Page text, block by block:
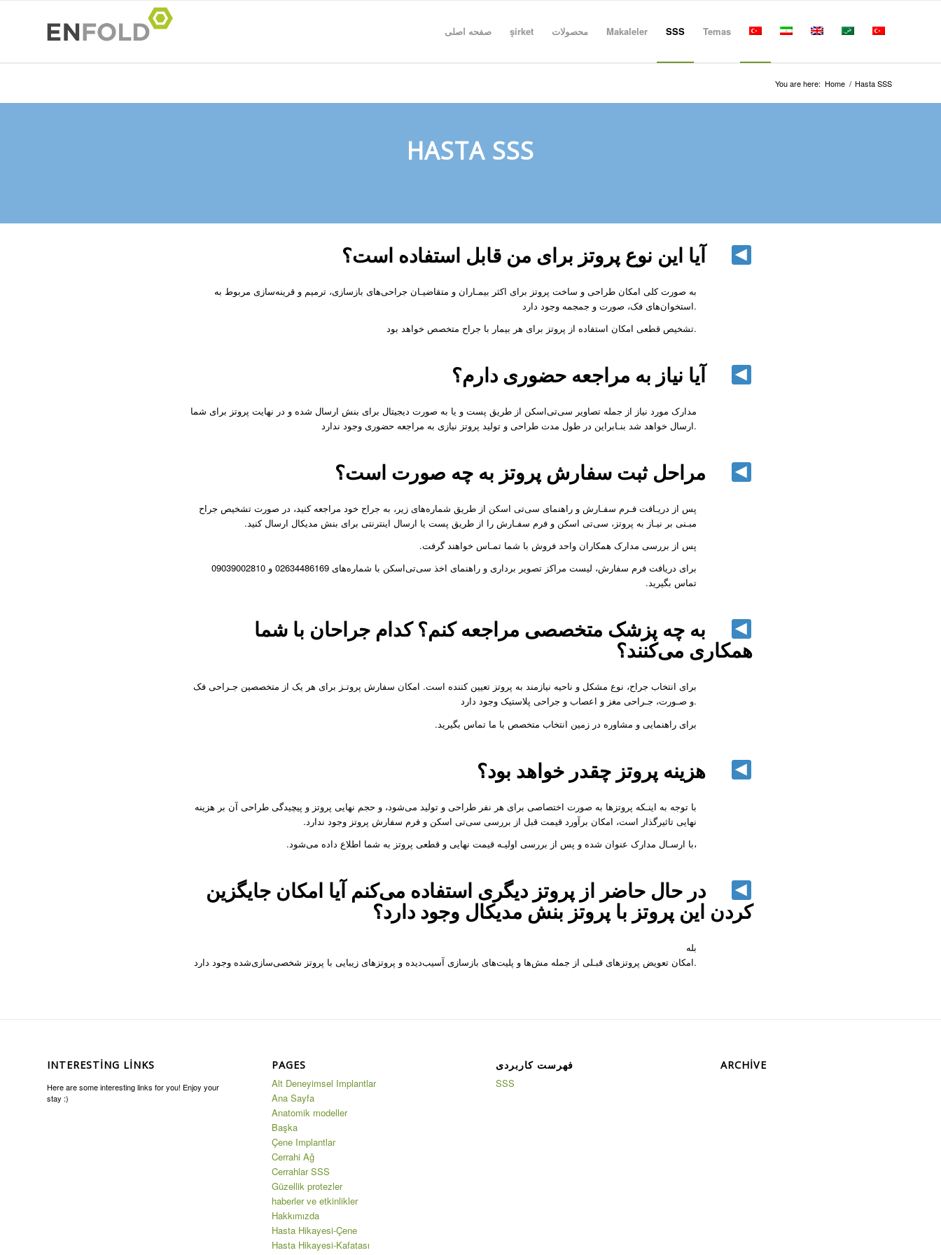
صفحه اصلی şirket محصولات Makaleler SSS Temas
You are here: Home / Hasta SSS
HASTA SSS
آیا این نوع پروتز برای من قابل استفاده است؟
به صورت کلی امکان طراحی و ساخت پروتز برای اکثر بیمـاران و متقاضیـان جراحی‌های بازسازی، ترمیم و قرینه‌سازی مربوط به
استخوان‌های فک، صورت و جمجمه وجود دارد.
تشخیص قطعی امکان استفاده از پروتز برای هر بیمار با جراح متخصص خواهد بود.
آیا نیاز به مراجعه حضوری دارم؟
مدارک مورد نیاز از جمله تصاویر‌ سی‌تی‌اسکن از طریق پست و یا به صورت دیجیتال برای بنش ارسال شده و در نهایت پروتز برای شما
ارسال خواهد شد بنـابراین در طول مدت طراحی و تولید پروتز نیازی به مراجعه حضوری وجود ندارد.
مراحل ثبت سفارش پروتز به چه صورت است؟
پس از دریـافت فـرم سفـارش و راهنمای سی‌تی ‌اسکن از طریق شماره‌های زیر، به جراح خود مراجعه کنید، در صورت تشخیص جراح
مبـنی بر نیـاز به پروتز، سی‌تی‌ اسکن و فرم سفـارش را از طریق پست یا ارسال اینترنتی برای بنش مدیکال ارسال کنید.
پس از بررسی مدارک همکاران واحد فروش با شما تمـاس خواهند گرفت.
برای دریافت فرم سفارش، لیست مراکز تصویر برداری و راهنمای اخذ سی‌تی‌اسکن با شماره‌های 02634486169 و 09039002810
تماس بگیرید.
به چه پزشک متخصصی مراجعه کنم؟ کدام جراحان با شما
همکاری می‌کنند؟
برای انتخاب جراح، نوع مشکل و ناحیه نیازمند به پروتز تعیین کننده است. امکان سفارش پروتـز برای هر یک از متخصصین جـراحی فک
و صـورت، جـراحی مغز و اعصاب و جراحی پلاستیک وجود دارد.
برای راهنمایی و مشاوره در زمین انتخاب متخصص با ما تماس بگیرید.
هزینه پروتز چقدر خواهد بود؟
با توجه به اینـکه پروتز‌ها به صورت اختصاصی برای هر نفر طراحی و تولید می‌شود، و حجم نهایی پروتز و پیچیدگی طراحی آن بر هزینه
نهایی تاثیرگذار است، امکان برآورد قیمت قبل از بررسی سی‌تی ‌اسکن و فرم سفارش پروتز وجود ندارد.
،با ارسـال مدارک عنوان شده و پس از بررسی اولیـه قیمت نهایی و قطعی پروتز به شما اطلاع داده می‌شود.
در حال حاضر از پروتز دیگری استفاده می‌کنم آیا امکان جایگزین
کردن این پروتز با پروتز بنش مدیکال وجود دارد؟
بله
امکان تعویض پروتز‌های قبـلی از جمله مش‌ها و پلیت‌های بازسازی آسیب‌دیده و پروتز‌های زیبایی با پروتز شخصی‌سازی‌شده وجود دارد.
INTERESTING LINKS
Here are some interesting links for you! Enjoy your
stay :)
PAGES
Alt Deneyimsel Implantlar
Ana Sayfa
Anatomik modeller
Başka
Çene Implantlar
Cerrahi Ağ
Cerrahlar SSS
Güzellik protezler
haberler ve etkinlikler
Hakkımızda
Hasta Hikayesi-Çene
Hasta Hikayesi-Kafatası
فهرست کاربردی
SSS
ARCHIVE